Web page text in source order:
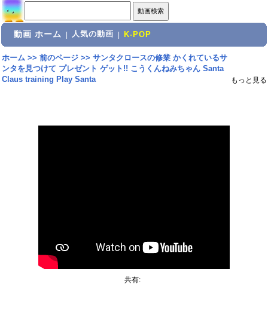
動画 ホーム 人気の動画 K-POP
ホーム>> 前のページ>> サンタクロースの修業 かくれているサ
ンタを見つけて プレゼント ゲット!! こうくんねみちゃん Santa
Claus training Play Santa
もっと見る
共有: